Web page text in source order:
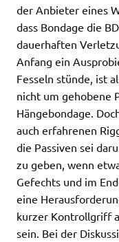
der Anbieter eines
dass Bondage die
dauerhaften
Anfang ein
Fesseln stünde, ist
nicht um
Hängebondage.
auch erfahrenen
die Passiven sei
zu geben, wenn
Gefechts und im
eine
kurzer Kontrollgriff
sein. Bei der